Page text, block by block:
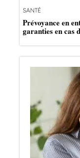
SANTÉ
Prévoyance en
garanties en cas